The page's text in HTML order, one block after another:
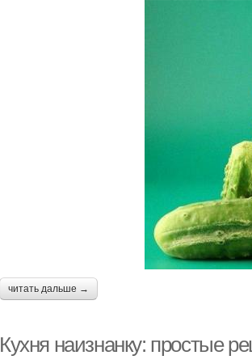
читать дальше →
Кухня наизнанку: простые